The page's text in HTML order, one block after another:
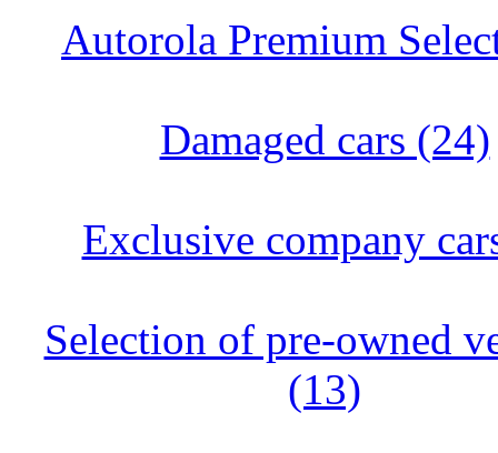
Autorola Premium
Damaged cars (24)
Exclusive company
Selection of pre-owned
(13)